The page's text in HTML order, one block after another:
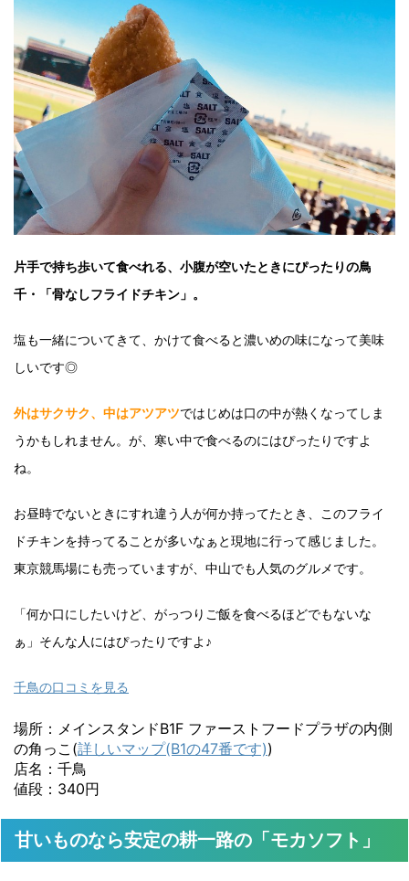
片手で持ち歩いて食べれる、小腹が空いたときにぴったりの鳥
千・「骨なしフライドチキン」。
塩も一緒についてきて、かけて食べると濃いめの味になって美味
しいです◎
外はサクサク、中はアツアツではじめは口の中が熱くなってしま
うかもしれません。が、寒い中で食べるのにはぴったりですよ
ね。
お昼時でないときにすれ違う人が何か持ってたとき、このフライ
ドチキンを持ってることが多いなぁと現地に行って感じました。
東京競馬場にも売っていますが、中山でも人気のグルメです。
「何か口にしたいけど、がっつりご飯を食べるほどでもないな
ぁ」そんな人にはぴったりですよ♪
千鳥の口コミを見る
場所：メインスタンドB1F ファーストフードプラザの内側
の角っこ(詳しいマップ(B1の47番です))
店名：千鳥
値段：340円
甘いものなら安定の耕一路の「モカソフト」